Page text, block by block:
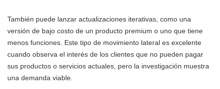
También puede lanzar actualizaciones iterativas, como una
versión de bajo costo de un producto premium o uno que tiene
menos funciones. Este tipo de movimiento lateral es excelente
cuando observa el interés de los clientes que no pueden pagar
sus productos o servicios actuales, pero la investigación muestra
una demanda viable.